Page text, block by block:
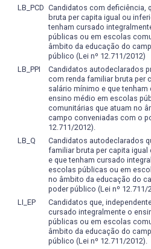
estão interligados, ainda que
artificialmente para efeitos de
disciplinas foram separadas e
individualmente, mas na
interagem, e o entendimento
conduz à compreensão do
A grade curricular do curso
para sua integralização,
mínimo oito (08) semestres e
semestres.
[1] MINISTÉRIO DA EDUCAÇÃO.
Novembro de 2006. Diário
novembro de 2006, Seção 1, p.
[2] Idem.
LB_PCD Candidatos com deficiência,
bruta per capita igual ou
tenham cursado
públicas ou em escolas
âmbito da educação do
público (Lei nº 12.711/2012)
LB_PPI
Candidatos autodeclarados
com renda familiar bruta per
salário mínimo e que
ensino médio em escolas
comunitárias que atuam no
campo conveniadas com o
12.711/2012).
LB_Q
Candidatos autodeclarados
familiar bruta per capita
e que tenham cursado
escolas públicas ou em
no âmbito da educação do
poder público (Lei nº 12.711/
LI_EP
Candidatos que,
cursado integralmente o
públicas ou em escolas
âmbito da educação do
público (Lei nº 12.711/2012).